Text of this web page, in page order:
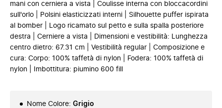
mani con cerniera a vista | Coulisse interna con bloccacordini
sull'orlo | Polsini elasticizzati interni | Silhouette puffer ispirata
al bomber | Logo ricamato sul petto e sulla spalla posteriore
destra | Cerniere a vista | Dimensioni e vestibilità: Lunghezza
centro dietro: 67.31 cm | Vestibilità regular | Composizione e
cura: Corpo: 100% taffetà di nylon | Fodera: 100% taffetà di
nylon | Imbottitura: piumino 600 fill
Nome Colore: Grigio